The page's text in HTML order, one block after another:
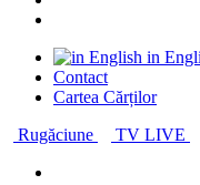
in
Contact
Cartea Cărților
Rugăciune
TV LIVE